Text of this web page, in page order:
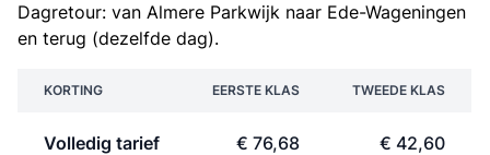
Dagretour: van Almere Parkwijk naar Ede-Wageningen
en terug (dezelfde dag).
KORTING EERSTE KLAS TWEEDE KLAS
Volledig tarief € 76,68 € 42,60